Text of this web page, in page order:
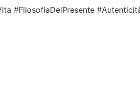
#FilosofiaDelPresente